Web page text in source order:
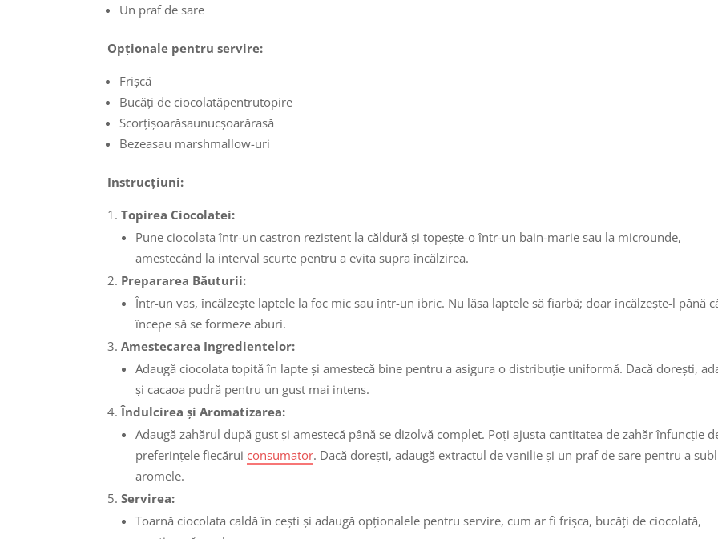
Un praf de sare
Opționale pentru servire:
Frișcă
Bucăți de ciocolatăpentrutopire
Scorțișoarăsaunucșoarărasă
Bezeasau marshmallow-uri
Instrucțiuni:
Topirea Ciocolatei:
Pune ciocolata într-un castron rezistent la căldură și topește-o într-un bain-marie sau la microunde,
amestecând la interval scurte pentru a evita supra încălzirea.
Prepararea Băuturii:
Într-un vas, încălzește laptele la foc mic sau într-un ibric. Nu lăsa laptele să fiarbă; doar încălzește-l până
începe să se formeze aburi.
Amestecarea Ingredientelor:
Adaugă ciocolata topită în lapte și amestecă bine pentru a asigura o distribuție uniformă. Dacă dorești,
și cacaoa pudră pentru un gust mai intens.
Îndulcirea și Aromatizarea:
Adaugă zahărul după gust și amestecă până se dizolvă complet. Poți ajusta cantitatea de zahăr înfuncție
preferințele fiecărui consumator. Dacă dorești, adaugă extractul de vanilie și un praf de sare pentru a
aromele.
Servirea:
Toarnă ciocolata caldă în cești și adaugă opționalele pentru servire, cum ar fi frișca, bucăți de ciocolată,